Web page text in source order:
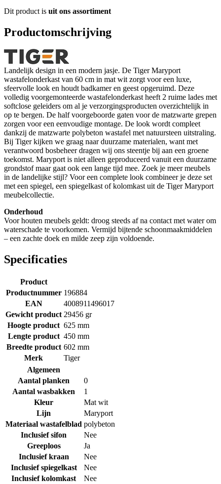
Dit product is uit ons assortiment
Productomschrijving
Landelijk design in een modern jasje. De Tiger Maryport
wastafelonderkast van 60 cm in mat wit zorgt voor een luxe,
sfeervolle look en houdt badkamer en geest opgeruimd. Deze
volledig voorgemonteerde wastafelonderkast heeft 2 ruime lades met
softclose geleiders om al je verzorgingsproducten overzichtelijk in
op te bergen. De half voorgeboorde gaten voor de matzwarte grepen
zorgen voor een eenvoudige montage. De look wordt compleet
dankzij de matzwarte polybeton wastafel met natuursteen uitstraling.
Bij Tiger kijken we graag naar duurzame materialen, want met
verantwoord bosbeheer dragen wij ons steentje bij aan een groene
toekomst. Maryport is niet alleen geproduceerd vanuit een duurzame
grondstof maar gaat ook een lange tijd mee. Zoek je meer meubels
in de landelijke stijl? Voor een complete look combineer je deze set
met een spiegel, een spiegelkast of kolomkast uit de Tiger Maryport
meubelcollectie.
Onderhoud
Voor houten meubels geldt: droog steeds af na contact met water om
waterschade te voorkomen. Vermijd bijtende schoonmaakmiddelen
– een zachte doek en milde zeep zijn voldoende.
Specificaties
Product
Productnummer 196884
EAN
4008911496017
Gewicht product 29456 gr
Hoogte product 625 mm
Lengte product 450 mm
Breedte product 602 mm
Merk
Tiger
Algemeen
Aantal planken
0
Aantal wasbakken
1
Kleur
Mat wit
Lijn
Maryport
Materiaal wastafelblad polybeton
Inclusief sifon
Nee
Greeploos
Ja
Inclusief kraan
Nee
Inclusief spiegelkast
Nee
Inclusief kolomkast
Nee